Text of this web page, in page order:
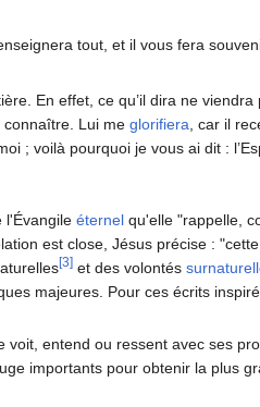
tout, et il vous fera
En effet, ce qu’il dira ne viendra
connaître. Lui me glorifiera, car il
; voilà pourquoi je vous ai dit :
l'Évangile éternel qu'elle "rappelle,
est close, Jésus précise :
[3] et des volontés
majeures. Pour ces écrits
voit, entend ou ressent avec ses
importants pour obtenir la plus